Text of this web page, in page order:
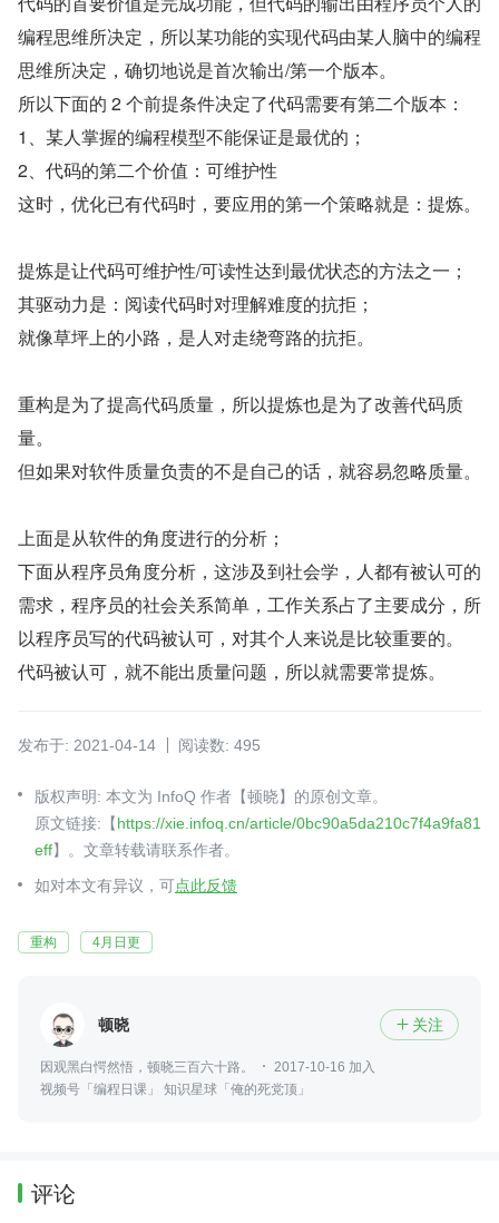
编程思维所决定，所以某功能的实现代码由某人脑中的编程
思维所决定，确切地说是首次输出/第一个版本。
所以下面的 2 个前提条件决定了代码需要有第二个版本：
1、某人掌握的编程模型不能保证是最优的；
2、代码的第二个价值：可维护性
这时，优化已有代码时，要应用的第一个策略就是：提炼。
提炼是让代码可维护性/可读性达到最优状态的方法之一；
其驱动力是：阅读代码时对理解难度的抗拒；
就像草坪上的小路，是人对走绕弯路的抗拒。
重构是为了提高代码质量，所以提炼也是为了改善代码质
量。
但如果对软件质量负责的不是自己的话，就容易忽略质量。
上面是从软件的角度进行的分析；
下面从程序员角度分析，这涉及到社会学，人都有被认可的
需求，程序员的社会关系简单，工作关系占了主要成分，所
以程序员写的代码被认可，对其个人来说是比较重要的。
代码被认可，就不能出质量问题，所以就需要常提炼。
发布于: 2021-04-14 阅读数: 495
版权声明: 本文为 InfoQ 作者【顿晓】的原创文章。
原文链接:【https://xie.infoq.cn/article/0bc90a5da210c7f4a9fa81
eff】。文章转载请联系作者。
如对本文有异议，可点此反馈
重构 4月日更
顿晓  关注
因观黑白愕然悟，顿晓三百六十路。
2017-10-16 加入
视频号「编程日课」 知识星球「俺的死党顶」
评论